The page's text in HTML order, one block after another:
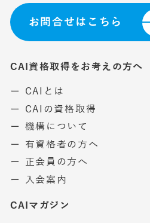
お問合せはこちら
CAI資格取得をお考えの方へ
ー CAIとは
ー CAIの資格取得
ー 機構について
ー 有資格者の方へ
ー 正会員の方へ
ー 入会案内
CAIマガジン